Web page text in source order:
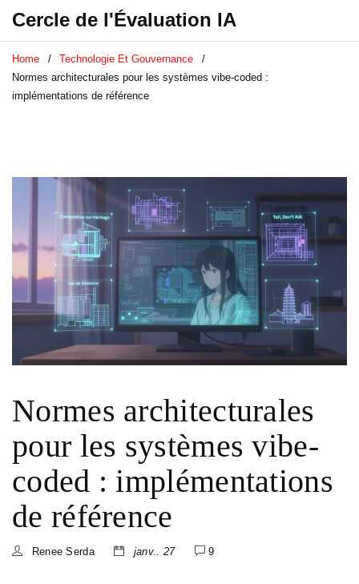
Cercle de l'Évaluation IA
Home
Technologie Et Gouvernance
Normes architecturales pour les systèmes vibe-coded :
implémentations de référence
Normes architecturales
pour les systèmes vibe-
coded : implémentations
de référence
Renee Serda janv.. 27 9